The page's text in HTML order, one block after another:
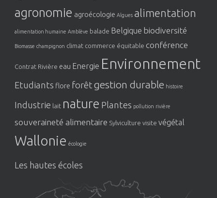
agronomie agroécologie Algues alimentation
alimentation humaine Amblève balade Belgique biodiversité
Biomasse champignon climat commerce équitable conférence
Contrat Rivière eau Energie Environnement
Etudiants flore forêtgestion durable histoire
Industrie lait nature Plantes pollution rivière
souveraineté alimentaire Sylviculture visite végétal
Wallonie écologie
Les hautes écoles